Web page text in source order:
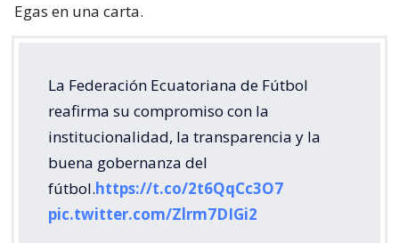
Egas en una carta.
La Federación Ecuatoriana de Fútbol
reafirma su compromiso con la
institucionalidad, la transparencia y la
buena gobernanza del
fútbol.https://t.co/2t6QqCc3O7
pic.twitter.com/Zlrm7DIGi2